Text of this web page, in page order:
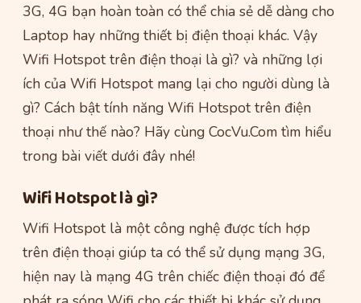
3G, 4G bạn hoàn toàn có thể chia sẻ dễ dàng cho
Laptop hay những thiết bị điện thoại khác. Vậy
Wifi Hotspot trên điện thoại là gì? và những lợi
ích của Wifi Hotspot mang lại cho người dùng là
gì? Cách bật tính năng Wifi Hotspot trên điện
thoại như thế nào? Hãy cùng CocVu.Com tìm hiểu
trong bài viết dưới đây nhé!
Wifi Hotspot là gì?
Wifi Hotspot là một công nghệ được tích hợp
trên điện thoại giúp ta có thể sử dụng mạng 3G,
hiện nay là mạng 4G trên chiếc điện thoại đó để